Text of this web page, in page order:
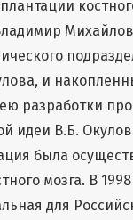
и
разработки
идеи В.Б.
была
мозга. В
для